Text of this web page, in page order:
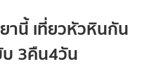
นี้ เที่ยวหัวหินกัน
3คืน4วัน